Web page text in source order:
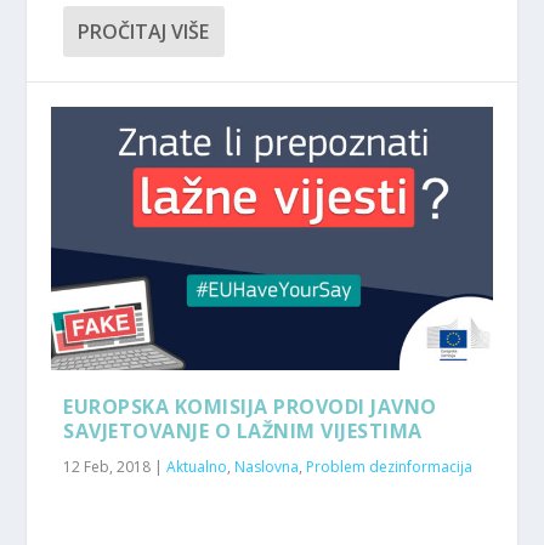
PROČITAJ VIŠE
EUROPSKA KOMISIJA PROVODI JAVNO
SAVJETOVANJE O LAŽNIM VIJESTIMA
12 Feb, 2018 |Aktualno, Naslovna, Problem dezinformacija